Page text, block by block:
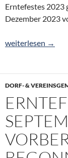
Erntefestes 2023
Dezember 2023
DVG-Vorstand
weiterlesen →
DORF- &